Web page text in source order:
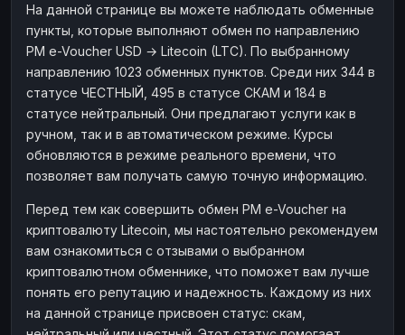
ДЕНЕЖНЫЕ ПЕРЕВОДЫ
ЗК USD
USD
ЗК
НАЛИЧНЫЕ ДЕНЬГИ
Наличные
Наличные USD
Наличные
Наличные
Наличные USD
Наличные
На данной странице вы можете наблюдать обменные
пункты, которые выполняют обмен по направлению
PM e-Voucher USD → Litecoin (LTC). По выбранному
направлению 1023 обменных пунктов. Среди них 344 в
статусе ЧЕСТНЫЙ, 495 в статусе СКАМ и 184 в
статусе нейтральный. Они предлагают услуги как в
ручном, так и в автоматическом режиме. Курсы
обновляются в режиме реального времени, что
позволяет вам получать самую точную информацию.
Перед тем как совершить обмен PM e-Voucher на
криптовалюту Litecoin, мы настоятельно рекомендуем
вам ознакомиться с отзывами о выбранном
криптовалютном обменнике, что поможет вам лучше
понять его репутацию и надежность. Каждому из них
на данной странице присвоен статус: скам,